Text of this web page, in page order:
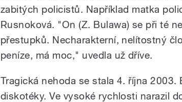
zabitých policistů. Například matka
Rusnoková. "On (Z. Bulawa) se při té
přestupků. Necharakterní, nelítostný
peníze, má moc," uvedla už dříve.
Tragická nehoda se stala 4. října 2003.
diskotéky. Ve vysoké rychlosti narazil